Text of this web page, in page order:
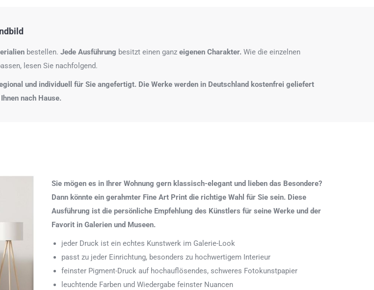
bestellen. Jede Ausführung besitzt einen ganz eigenen Charakter. Wie die einzelnen
lesen Sie nachfolgend.
und individuell für Sie angefertigt. Die Werke werden in Deutschland kostenfrei geliefert
nach Hause.
Sie mögen es in Ihrer Wohnung gern klassisch-elegant und lieben das Besondere?
Dann könnte ein gerahmter Fine Art Print die richtige Wahl für Sie sein. Diese
Ausführung ist die persönliche Empfehlung des Künstlers für seine Werke und der
Favorit in Galerien und Museen.
jeder Druck ist ein echtes Kunstwerk im Galerie-Look
passt zu jeder Einrichtung, besonders zu hochwertigem Interieur
feinster Pigment-Druck auf hochauflösendes, schweres Fotokunstpapier
leuchtende Farben und Wiedergabe feinster Nuancen